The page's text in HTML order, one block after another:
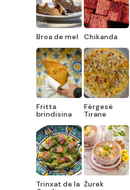
Broa de mel Chikanda
Fritta
brindisina
Fërgesë
Tirane
Trinxat de la Żurek